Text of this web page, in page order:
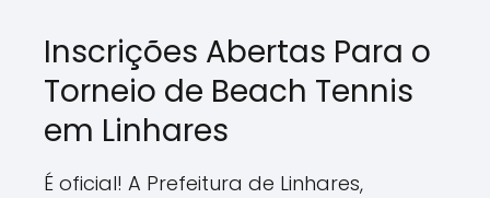
Inscrições Abertas Para o
Torneio de Beach Tennis
em Linhares
É oficial! A Prefeitura de Linhares,